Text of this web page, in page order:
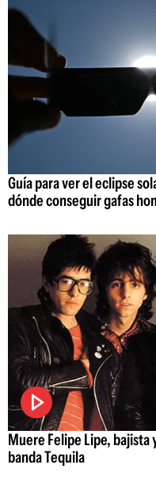
Guía para ver el eclipse
dónde conseguir gafas
Muere Felipe Lipe,
banda Tequila